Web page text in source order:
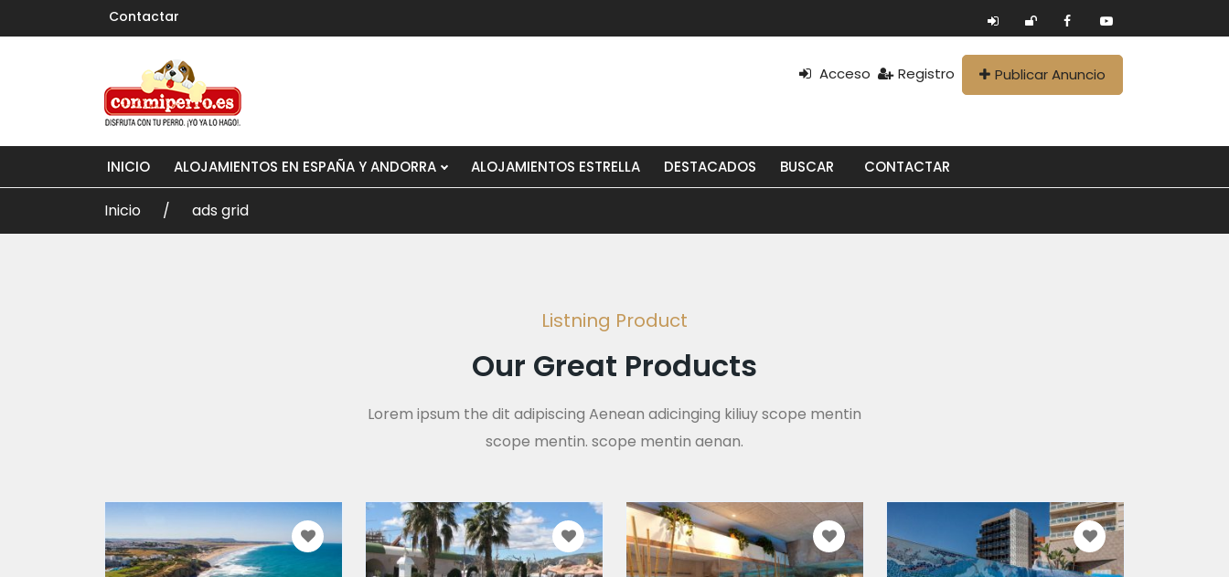
Contactar
Acceso Registro Publicar Anuncio
INICIO ALOJAMIENTOS EN ESPAÑA Y ANDORRA ALOJAMIENTOS ESTRELLA DESTACADOS BUSCAR CONTACTAR
Inicio ads grid
Listning Product
Our Great Products
Lorem ipsum the dit adipiscing Aenean adicinging kiliuy scope mentin
scope mentin. scope mentin aenan.